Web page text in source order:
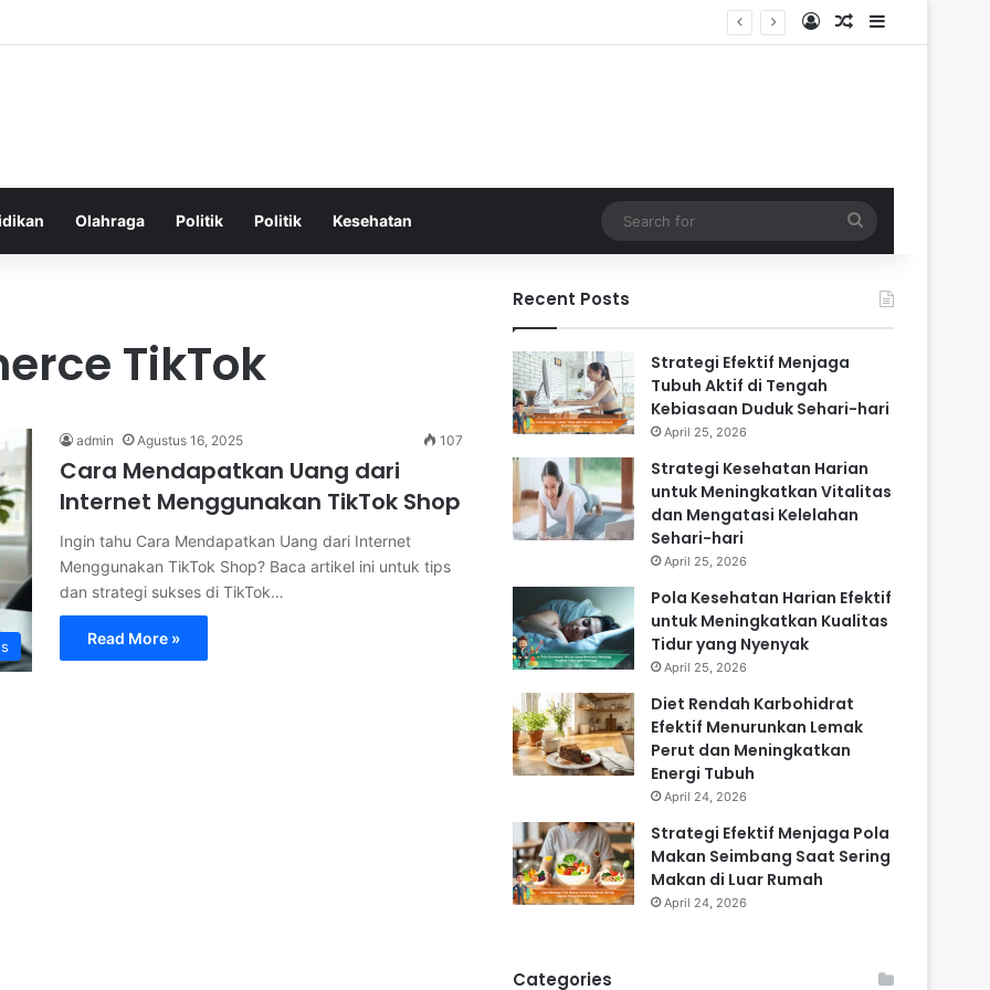
Log InRandom Article
Sidebar
Olahraga Politik Politik Kesehatan
for
TikTok
admin Agustus 16, 2025 107
Cara Mendapatkan Uang dari
Internet Menggunakan TikTok Shop
Ingin tahu Cara Mendapatkan Uang dari Internet
Menggunakan TikTok Shop? Baca artikel ini untuk tips
dan strategi sukses di TikTok…
Read More »
Recent Posts
Strategi Efektif Menjaga
Tubuh Aktif di Tengah
Kebiasaan Duduk Sehari-hari
April 25, 2026
Strategi Kesehatan Harian
untuk Meningkatkan Vitalitas
dan Mengatasi Kelelahan
Sehari-hari
April 25, 2026
Pola Kesehatan Harian Efektif
untuk Meningkatkan Kualitas
Tidur yang Nyenyak
April 25, 2026
Diet Rendah Karbohidrat
Efektif Menurunkan Lemak
Perut dan Meningkatkan
Energi Tubuh
April 24, 2026
Strategi Efektif Menjaga Pola
Makan Seimbang Saat Sering
Makan di Luar Rumah
April 24, 2026
Categories